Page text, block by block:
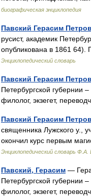
биографическая энциклопедия
Павский Герасим
русист, академик
опубликована в 1861 64).
Энциклопедический словарь
Павский Герасим
Петербургской губернии
филолог, экзегет,
Павский Герасим
священника Лужского у.,
окончил курс первым
Энциклопедический словарь
Павский, Герасим —
Петербургской губернии
филолог, экзегет,